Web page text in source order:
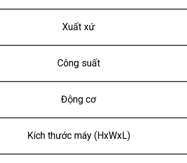
Xuất xứ
Công suất
Động cơ
Kích thước máy (HxWxL)